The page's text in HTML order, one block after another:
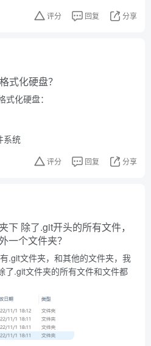
评分 回复 分享
式化硬盘？
化硬盘：
系统
评分 回复 分享
下 除了.git开头的所有文件，
一个文件夹？
.git文件夹，和其他的文件夹，我
了.git文件夹的所有文件和文件都